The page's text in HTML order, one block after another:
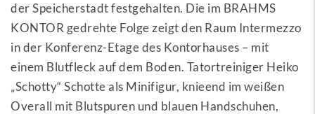
der Speicherstadt festgehalten. Die im BRAHMS
KONTOR gedrehte Folge zeigt den Raum Intermezzo
in der Konferenz-Etage des Kontorhauses – mit
einem Blutfleck auf dem Boden. Tatortreiniger Heiko
„Schotty“ Schotte als Minifigur, knieend im weißen
Overall mit Blutspuren und blauen Handschuhen,